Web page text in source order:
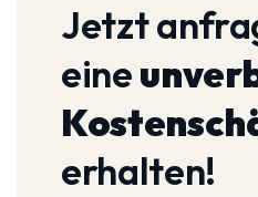
Jetzt
eine
erhalten!